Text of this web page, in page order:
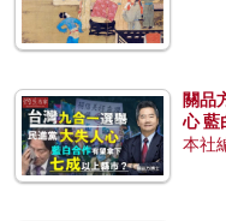
關品
心 藍
本社